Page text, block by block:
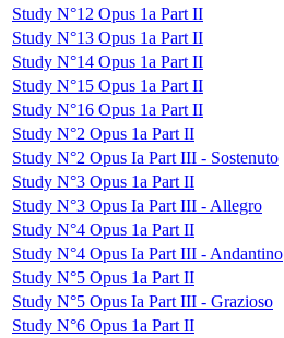
Study N°12 Opus 1a Part II
Study N°13 Opus 1a Part II
Study N°14 Opus 1a Part II
Study N°15 Opus 1a Part II
Study N°16 Opus 1a Part II
Study N°2 Opus 1a Part II
Study N°2 Opus Ia Part III - Sostenuto
Study N°3 Opus 1a Part II
Study N°3 Opus Ia Part III - Allegro
Study N°4 Opus 1a Part II
Study N°4 Opus Ia Part III - Andantino
Study N°5 Opus 1a Part II
Study N°5 Opus Ia Part III - Grazioso
Study N°6 Opus 1a Part II